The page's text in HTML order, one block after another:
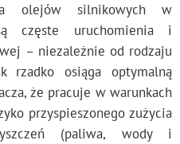
olejów silnikowych w
częste uruchomienia i
– niezależnie od rodzaju
rzadko osiąga optymalną
że pracuje w warunkach
przyspieszonego zużycia
(paliwa, wody i